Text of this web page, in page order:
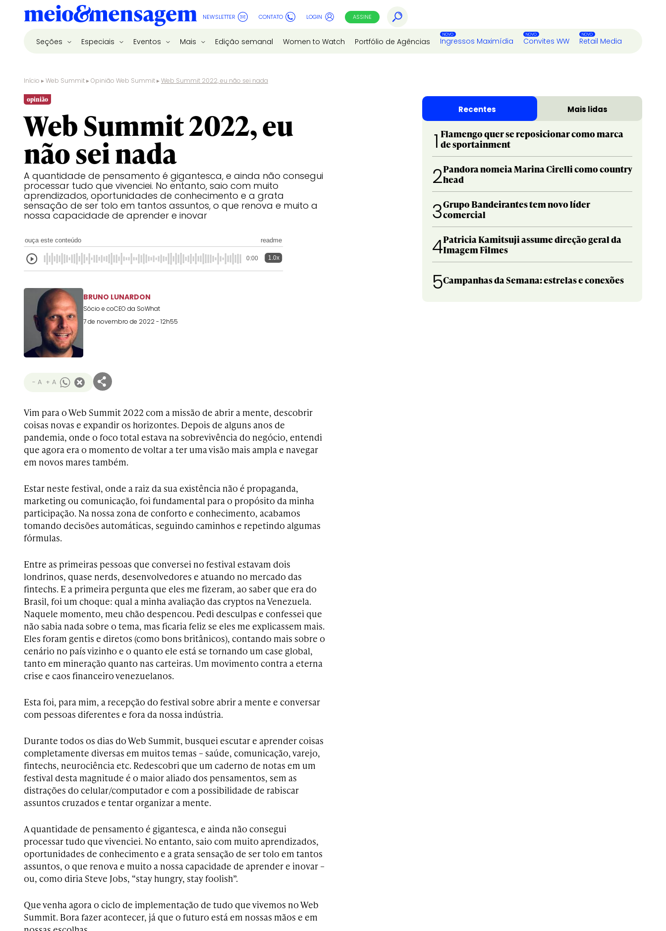
NEWSLETTER CONTATO LOGIN ASSINE
Seções Especiais Eventos Mais Edição semanal Women to Watch Portfólio de Agências Ingressos Maximídia Convites WW Retail Media
Início ▸Web Summit▸Opinião Web Summit▸Web Summit 2022, eu não sei nada
opinião
Web Summit 2022, eu
não sei nada
A quantidade de pensamento é gigantesca, e ainda não consegui
processar tudo que vivenciei. No entanto, saio com muito
aprendizados, oportunidades de conhecimento e a grata
sensação de ser tolo em tantos assuntos, o que renova e muito a
nossa capacidade de aprender e inovar
ouça este conteúdo readme
0:00 1.0x
BRUNO LUNARDON
Sócio e coCEO da SoWhat
7 de novembro de 2022 - 12h55
- A + A
Vim para o Web Summit 2022 com a missão de abrir a mente, descobrir
coisas novas e expandir os horizontes. Depois de alguns anos de
pandemia, onde o foco total estava na sobrevivência do negócio, entendi
que agora era o momento de voltar a ter uma visão mais ampla e navegar
em novos mares também.
Estar neste festival, onde a raiz da sua existência não é propaganda,
marketing ou comunicação, foi fundamental para o propósito da minha
participação. Na nossa zona de conforto e conhecimento, acabamos
tomando decisões automáticas, seguindo caminhos e repetindo algumas
fórmulas.
Entre as primeiras pessoas que conversei no festival estavam dois
londrinos, quase nerds, desenvolvedores e atuando no mercado das
fintechs. E a primeira pergunta que eles me fizeram, ao saber que era do
Brasil, foi um choque: qual a minha avaliação das cryptos na Venezuela.
Naquele momento, meu chão despencou. Pedi desculpas e confessei que
não sabia nada sobre o tema, mas ficaria feliz se eles me explicassem mais.
Eles foram gentis e diretos (como bons britânicos), contando mais sobre o
cenário no país vizinho e o quanto ele está se tornando um case global,
tanto em mineração quanto nas carteiras. Um movimento contra a eterna
crise e caos financeiro venezuelanos.
Esta foi, para mim, a recepção do festival sobre abrir a mente e conversar
com pessoas diferentes e fora da nossa indústria.
Durante todos os dias do Web Summit, busquei escutar e aprender coisas
completamente diversas em muitos temas – saúde, comunicação, varejo,
fintechs, neurociência etc. Redescobri que um caderno de notas em um
festival desta magnitude é o maior aliado dos pensamentos, sem as
distrações do celular/computador e com a possibilidade de rabiscar
assuntos cruzados e tentar organizar a mente.
A quantidade de pensamento é gigantesca, e ainda não consegui
processar tudo que vivenciei. No entanto, saio com muito aprendizados,
oportunidades de conhecimento e a grata sensação de ser tolo em tantos
assuntos, o que renova e muito a nossa capacidade de aprender e inovar –
ou, como diria Steve Jobs, “stay hungry, stay foolish”.
Que venha agora o ciclo de implementação de tudo que vivemos no Web
Summit. Bora fazer acontecer, já que o futuro está em nossas mãos e em
Recentes Mais lidas
1 Flamengo quer se reposicionar como marca
de sportainment
2Pandora nomeia Marina Cirelli como country
head
3Grupo Bandeirantes tem novo líder
comercial
4Patricia Kamitsuji assume direção geral da
Imagem Filmes
5Campanhas da Semana: estrelas e conexões